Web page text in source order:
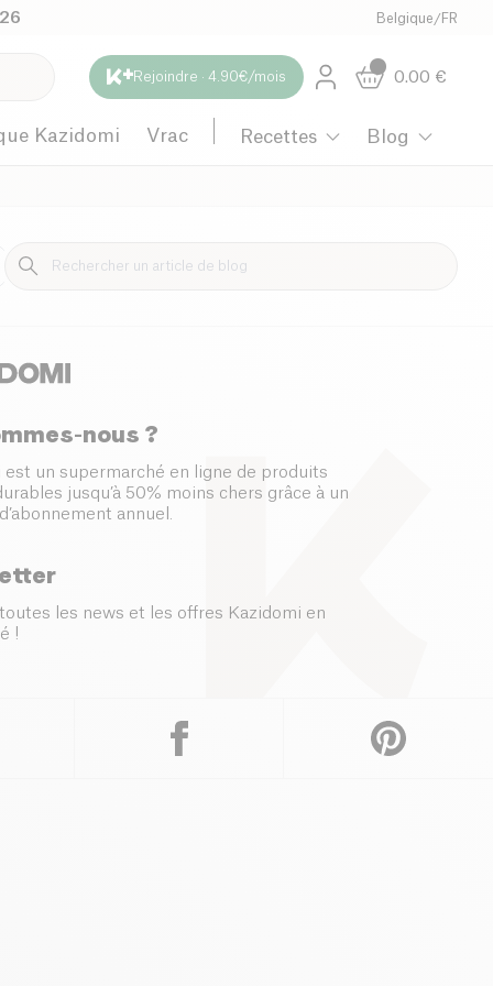
Belgique /FR
Rejoindre · 4.90€/mois 0.00 €
Kazidomi Vrac Recettes Blog
Maternité
nous ?
est un supermarché en ligne de produits
jusqu’à 50% moins chers grâce à un
annuel.
toutes les news et les offres Kazidomi en
!